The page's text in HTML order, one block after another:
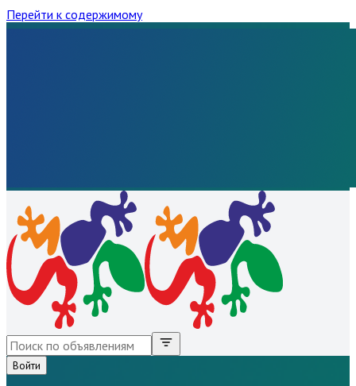
Перейти к содержимому
Войти